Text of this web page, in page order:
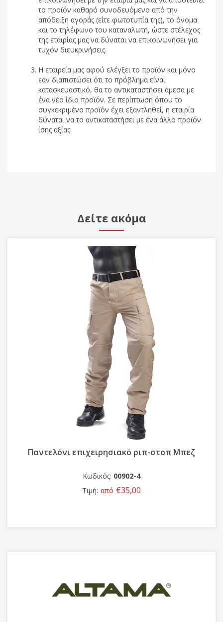
το προϊόν καθαρό συνοδευόμενο από την
απόδειξη αγοράς (είτε φωτοτυπία της), το όνομα
και το τηλέφωνο του καταναλωτή, ώστε στέλεχος
της εταιρίας μας να δύναται να επικοινωνήσει για
τυχόν διευκρινήσεις.
Η εταιρεία μας αφού ελέγξει το προϊόν και μόνο
εάν διαπιστώσει ότι το πρόβλημα είναι
κατασκευαστικό, θα το αντικαταστήσει άμεσα με
ένα νέο ίδιο προϊόν. Σε περίπτωση όπου το
συγκεκριμένο προϊόν έχει εξαντληθεί, η εταιρία
δύναται να το αντικαταστήσει με ένα άλλο προϊόν
ίσης αξίας.
Δείτε ακόμα
Παντελόνι επιχειρησιακό ριπ-στοπ Μπεζ
Κωδικός: 00902-4
Τιμή: από €35,00